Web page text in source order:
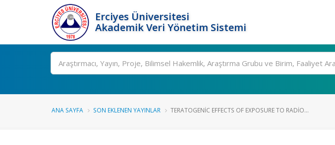
Erciyes Üniversitesi
Akademik Veri Yönetim Sistemi
Ara
ANA SAYFA SON EKLENEN YAYINLAR TERATOGENIC EFFECTS OF EXPOSURE TO RADIO...